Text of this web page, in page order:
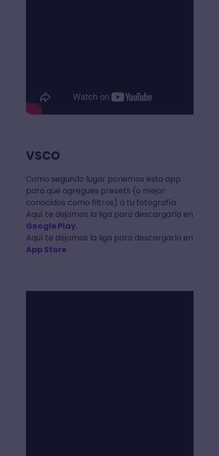
VSCO
Como segundo lugar ponemos esta app
para que agregues presets (o mejor
conocidos como filtros) a tu fotografía.
Aquí te dejamos la liga para descargarlo en
Google Play.
Aquí te dejamos la liga para descargarlo en
App Store.